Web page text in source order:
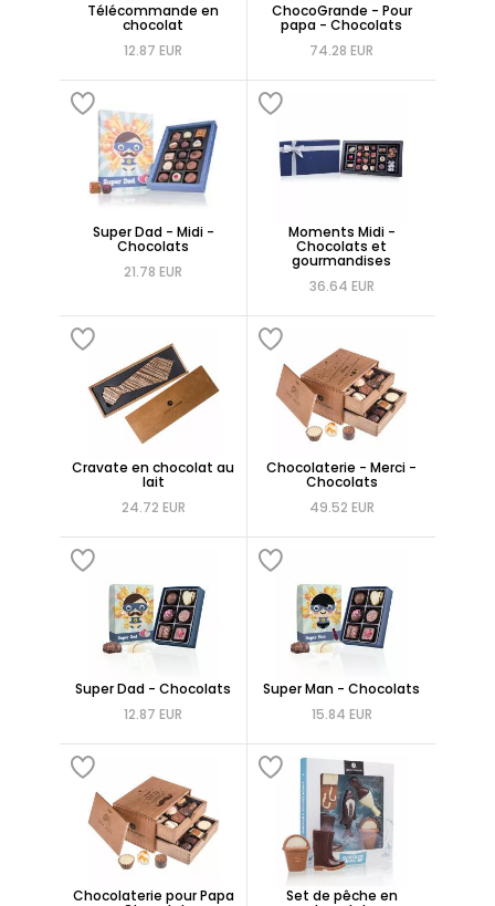
Télécommande en
chocolat
12.87 EUR
ChocoGrande - Pour
papa - Chocolats
74.28 EUR
Super Dad - Midi -
Chocolats
21.78 EUR
Moments Midi -
Chocolats et
gourmandises
36.64 EUR
Cravate en chocolat au
lait
24.72 EUR
Chocolaterie - Merci -
Chocolats
49.52 EUR
Super Dad - Chocolats
12.87 EUR
Super Man - Chocolats
15.84 EUR
Chocolaterie pour Papa Set de pêche en